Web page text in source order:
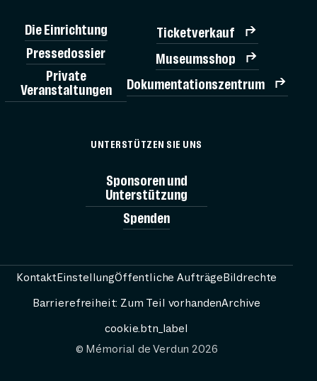
BESUCH
Die Einrichtung
Pressedossier
Private
Veranstaltungen
Ticketverkauf
Museumsshop
Dokumentationszentrum
UNTERSTÜTZEN SIE UNS
Sponsoren und
Unterstützung
Spenden
© Mémorial de Verdun 2026
KontaktEinstellungÖffentliche AufträgeBildrechte
Barrierefreiheit: Zum Teil vorhandenArchive
cookie.btn_label